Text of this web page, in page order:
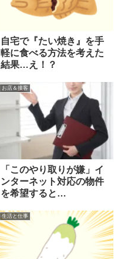
自宅で『たい焼き』を手
軽に食べる方法を考えた
結果…え！？
お店＆接客
「このやり取りが嫌」イ
ンターネット対応の物件
を希望すると…
生活と仕事